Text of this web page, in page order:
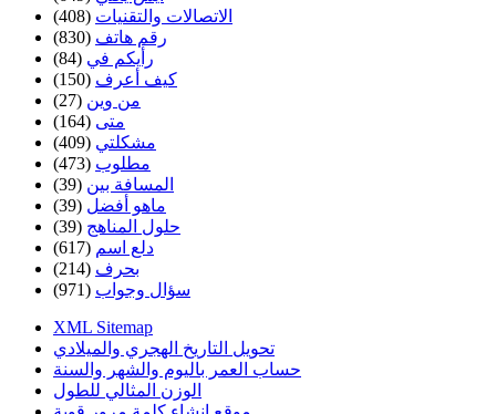
الاتصالات والتقنيات (408)
رقم هاتف (830)
رأيكم في (84)
كيف أعرف (150)
من وين (27)
متى (164)
مشكلتي (409)
مطلوب (473)
المسافة بين (39)
ماهو أفضل (39)
حلول المناهج (39)
دلع اسم (617)
بحرف (214)
سؤال وجواب (971)
XML Sitemap
تحويل التاريخ الهجري والميلادي
حساب العمر باليوم والشهر والسنة
الوزن المثالي للطول